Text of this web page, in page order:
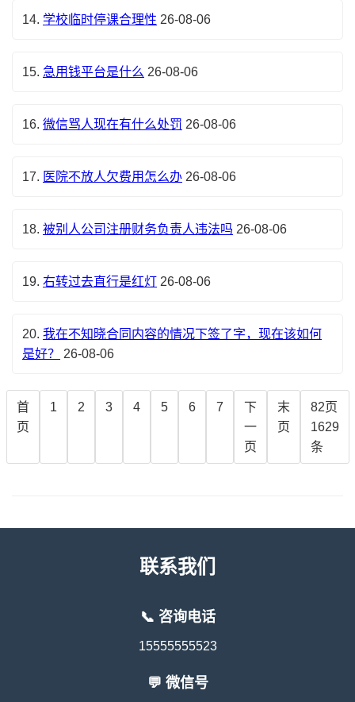
14. 学校临时停课合理性 26-08-06
15. 急用钱平台是什么 26-08-06
16. 微信骂人现在有什么处罚 26-08-06
17. 医院不放人欠费用怎么办 26-08-06
18. 被别人公司注册财务负责人违法吗 26-08-06
19. 右转过去直行是红灯 26-08-06
20. 我在不知晓合同内容的情况下签了字，现在该如何
是好？
26-08-06
首
页
1 2 3 4 5 6 7
下
一
页
末
页
82页
1629
条
联系我们
📞 咨询电话
15555555523
💬 微信号